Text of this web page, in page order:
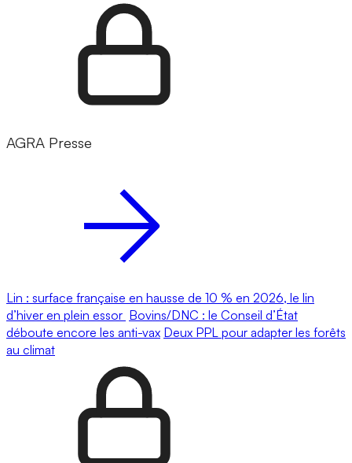
AGRA Presse
Lin : surface française en hausse de 10 % en 2026, le lin
d’hiver en plein essor Bovins/DNC : le Conseil d’État
déboute encore les anti-vax Deux PPL pour adapter les forêts
au climat